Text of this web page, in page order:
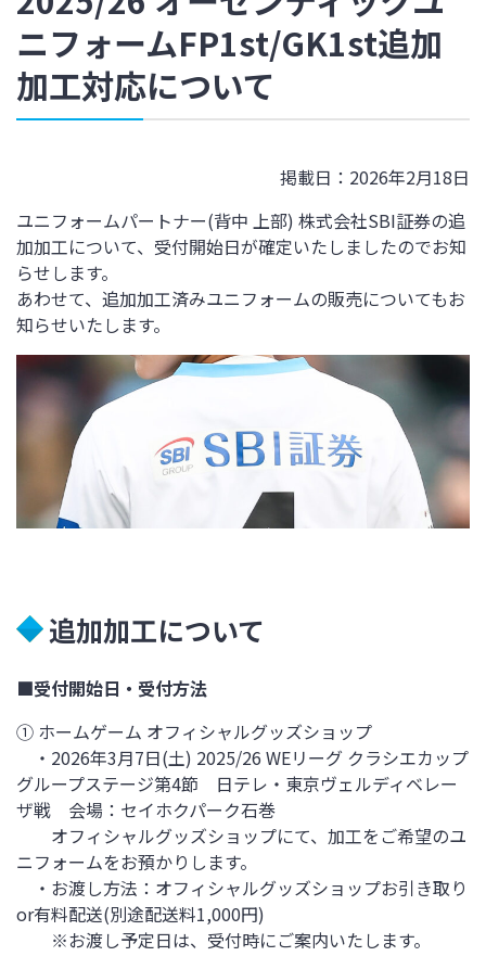
ニフォームFP1st/GK1st追加
加工対応について
掲載日：2026年2月18日
ユニフォームパートナー(背中 上部) 株式会社SBI証券の追
加加工について、受付開始日が確定いたしましたのでお知
らせします。
あわせて、追加加工済みユニフォームの販売についてもお
知らせいたします。
追加加工について
■受付開始日・受付方法
① ホームゲーム オフィシャルグッズショップ
・2026年3月7日(土) 2025/26 WEリーグ クラシエカップ
グループステージ第4節 日テレ・東京ヴェルディベレー
ザ戦 会場：セイホクパーク石巻
オフィシャルグッズショップにて、加工をご希望のユ
ニフォームをお預かりします。
・お渡し方法：オフィシャルグッズショップお引き取り
or有料配送(別途配送料1,000円)
※お渡し予定日は、受付時にご案内いたします。